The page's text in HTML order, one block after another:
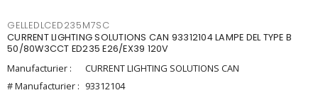
GELLEDLCED235M7SC
CURRENT LIGHTING SOLUTIONS CAN 93312104 LAMPE DEL TYPE B
50/80W3CCT ED235 E26/EX39 120V
Manufacturier :
CURRENT LIGHTING SOLUTIONS CAN
# Manufacturier : 93312104